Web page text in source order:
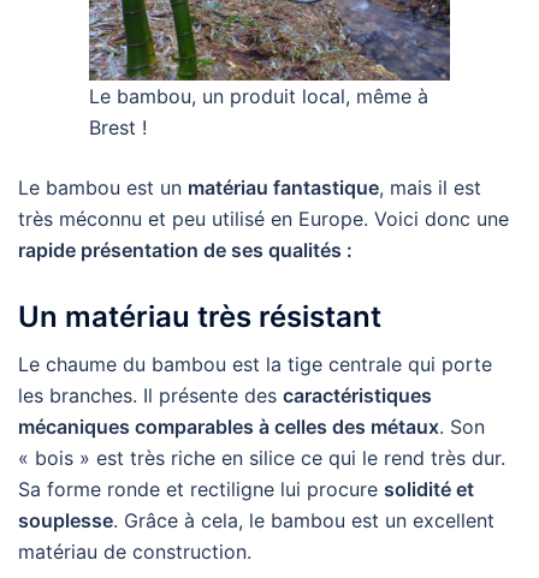
Le bambou, un produit local, même à
Brest !
Le bambou est un matériau fantastique, mais il est
très méconnu et peu utilisé en Europe. Voici donc une
rapide présentation de ses qualités :
Un matériau très résistant
Le chaume du bambou est la tige centrale qui porte
les branches. Il présente des caractéristiques
mécaniques comparables à celles des métaux. Son
« bois » est très riche en silice ce qui le rend très dur.
Sa forme ronde et rectiligne lui procure solidité et
souplesse. Grâce à cela, le bambou est un excellent
matériau de construction.